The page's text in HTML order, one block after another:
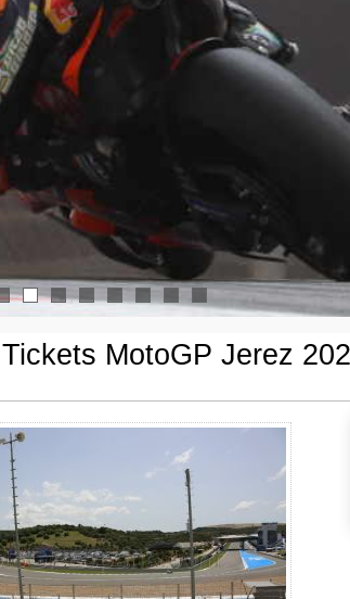
3 4
MotoGP Jerez